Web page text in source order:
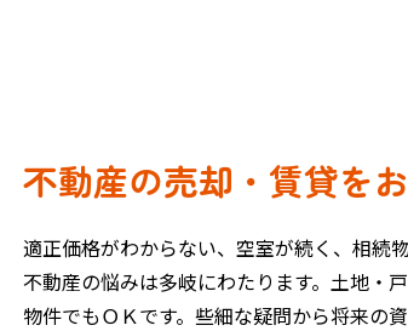
不動産の売却・賃貸を
適正価格がわからない、空室が続く、相続
不動産の悩みは多岐にわたります。土地・
物件でもＯＫです。些細な疑問から将来の